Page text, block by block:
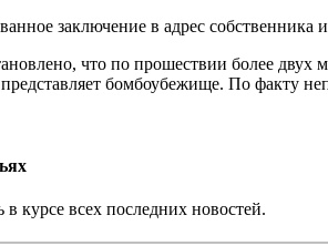
заключение в адрес
что по прошествии более
бомбоубежище. По факту
курсе всех последних новостей.